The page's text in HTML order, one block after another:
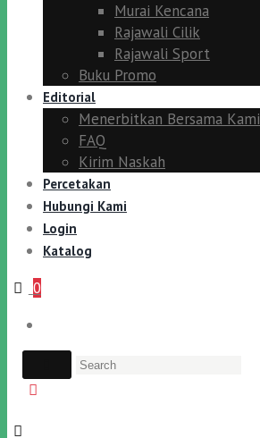
Murai Kencana
Rajawali Cilik
Rajawali Sport
Buku Promo
Editorial
Menerbitkan Bersama Kami
FAQ
Kirim Naskah
Percetakan
Hubungi Kami
Login
Katalog
0